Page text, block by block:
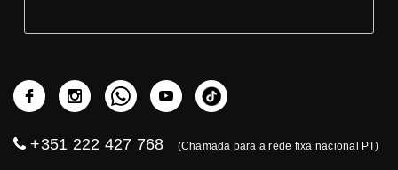
+351 222 427 768 (Chamada para a rede fixa nacional PT)